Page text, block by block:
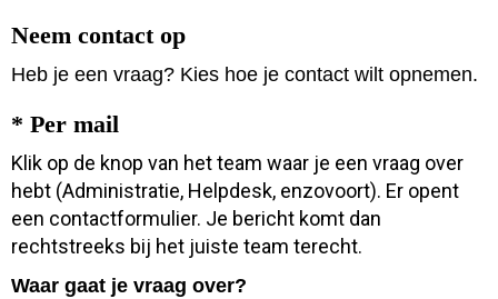
Neem contact op
Heb je een vraag? Kies hoe je contact wilt opnemen.
* Per mail
Klik op de knop van het team waar je een vraag over
hebt (Administratie, Helpdesk, enzovoort). Er opent
een contactformulier. Je bericht komt dan
rechtstreeks bij het juiste team terecht.
Waar gaat je vraag over?